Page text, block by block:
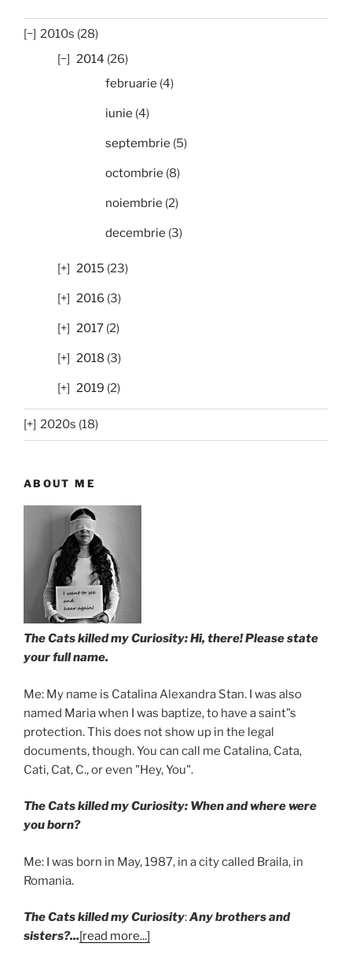
2010s (28)
2014 (26)
februarie (4)
iunie (4)
septembrie (5)
octombrie (8)
noiembrie (2)
decembrie (3)
2015 (23)
2016 (3)
2017(2)
2018 (3)
2019 (2)
2020s (18)
ABOUT ME
The Cats killed my Curiosity: Hi, there! Please state
your full name.
Me: My name is Catalina Alexandra Stan. I was also
named Maria when I was baptize, to have a saint"s
protection. This does not show up in the legal
documents, though. You can call me Catalina, Cata,
Cati, Cat, C., or even "Hey, You".
The Cats killed my Curiosity: When and where were
you born?
Me: I was born in May, 1987, in a city called Braila, in
Romania.
The Cats killed my Curiosity:Any brothers and
sisters?...[read more...]